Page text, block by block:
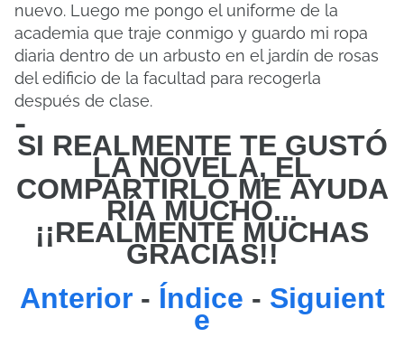
nuevo. Luego me pongo el uniforme de la
academia que traje conmigo y guardo mi ropa
diaria dentro de un arbusto en el jardín de rosas
del edificio de la facultad para recogerla
después de clase.
-
SI REALMENTE TE GUSTÓ
LA NOVELA, EL
COMPARTIRLO ME AYUDA
RÍA MUCHO...
¡¡REALMENTE MUCHAS
GRACIAS!!
Anterior - Índice - Siguient
e